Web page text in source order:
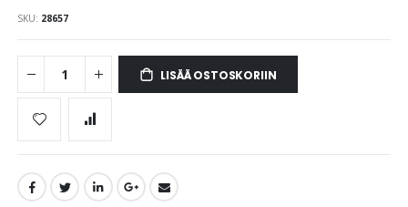
SKU 28657
LISÄÄ OSTOSKORIIN